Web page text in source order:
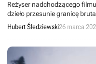
Reżyser nadchodzącego
dzieło przesunie granicę
strumieniami, a fatality nie
Hubert Śledziewski26 marca